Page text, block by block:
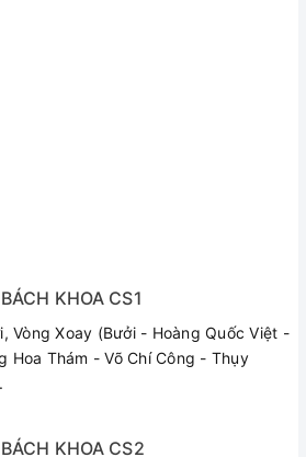
KHOA CS1
Vòng Xoay (Bưởi - Hoàng Quốc Việt -
Hoa Thám - Võ Chí Công - Thụy
KHOA CS2